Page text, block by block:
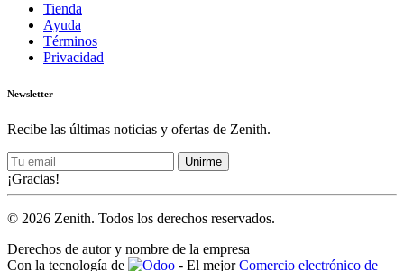
Tienda
Ayuda
Términos
Privacidad
Newsletter
Recibe las últimas noticias y ofertas de Zenith.
Unirme
¡Gracias!
© 2026 Zenith. Todos los derechos reservados.
Derechos de autor y nombre de la empresa
Con la tecnología de
- El mejorComercio electrónico de